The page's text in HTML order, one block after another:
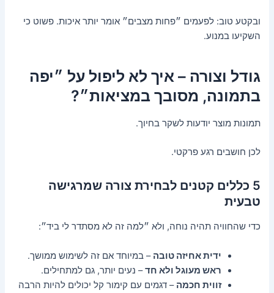
ובקטע טוב: לפעמים ״פחות מצבים״ אומר יותר איכות. פשוט כי
השקיעו במנוע.
גודל וצורה – איך לא ליפול על ״יפה
בתמונה, מסובך במציאות״?
תמונות מוצר יודעות לשקר בחיוך.
לכן חושבים רגע פרקטי.
5 כללים קטנים לבחירת צורה שמרגישה
טבעית
כדי שהחוויה תהיה נוחה, ולא ״למה זה לא מסתדר לי ביד״:
ידית אחיזה טובה – במיוחד אם זה לשימוש ממושך.
ראש מעוגל ולא חד– נעים יותר, גם למתחילים.
זווית חכמה – דגמים עם קימור קל יכולים להיות הרבה